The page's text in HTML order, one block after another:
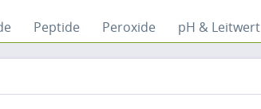
Peptide Peroxide pH & Leitwert